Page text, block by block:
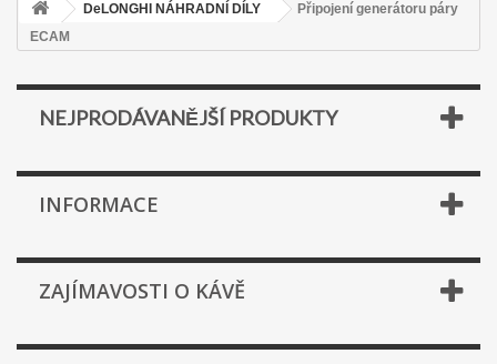
DeLONGHI NÁHRADNÍ DÍLY
Připojení generátoru páry
ECAM
NEJPRODÁVANĚJŠÍ PRODUKTY
INFORMACE
ZAJÍMAVOSTI O KÁVĚ